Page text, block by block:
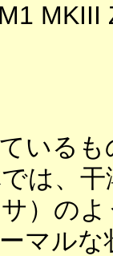
いる
は、
）の
マル